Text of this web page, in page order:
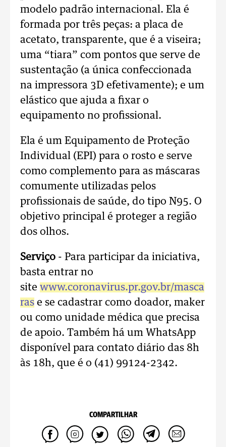
modelo padrão internacional. Ela é
formada por três peças: a placa de
acetato, transparente, que é a viseira;
uma “tiara” com pontos que serve de
sustentação (a única confeccionada
na impressora 3D efetivamente); e um
elástico que ajuda a fixar o
equipamento no profissional.
Ela é um Equipamento de Proteção
Individual (EPI) para o rosto e serve
como complemento para as máscaras
comumente utilizadas pelos
profissionais de saúde, do tipo N95. O
objetivo principal é proteger a região
dos olhos.
Serviço - Para participar da iniciativa,
basta entrar no
site www.coronavirus.pr.gov.br/masca
ras e se cadastrar como doador, maker
ou como unidade médica que precisa
de apoio. Também há um WhatsApp
disponível para contato diário das 8h
às 18h, que é o (41) 99124-2342.
COMPARTILHAR